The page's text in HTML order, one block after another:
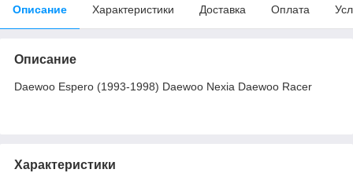
Описание Характеристики Доставка Оплата
Описание
Daewoo Espero (1993-1998) Daewoo Nexia Daewoo Racer
Характеристики